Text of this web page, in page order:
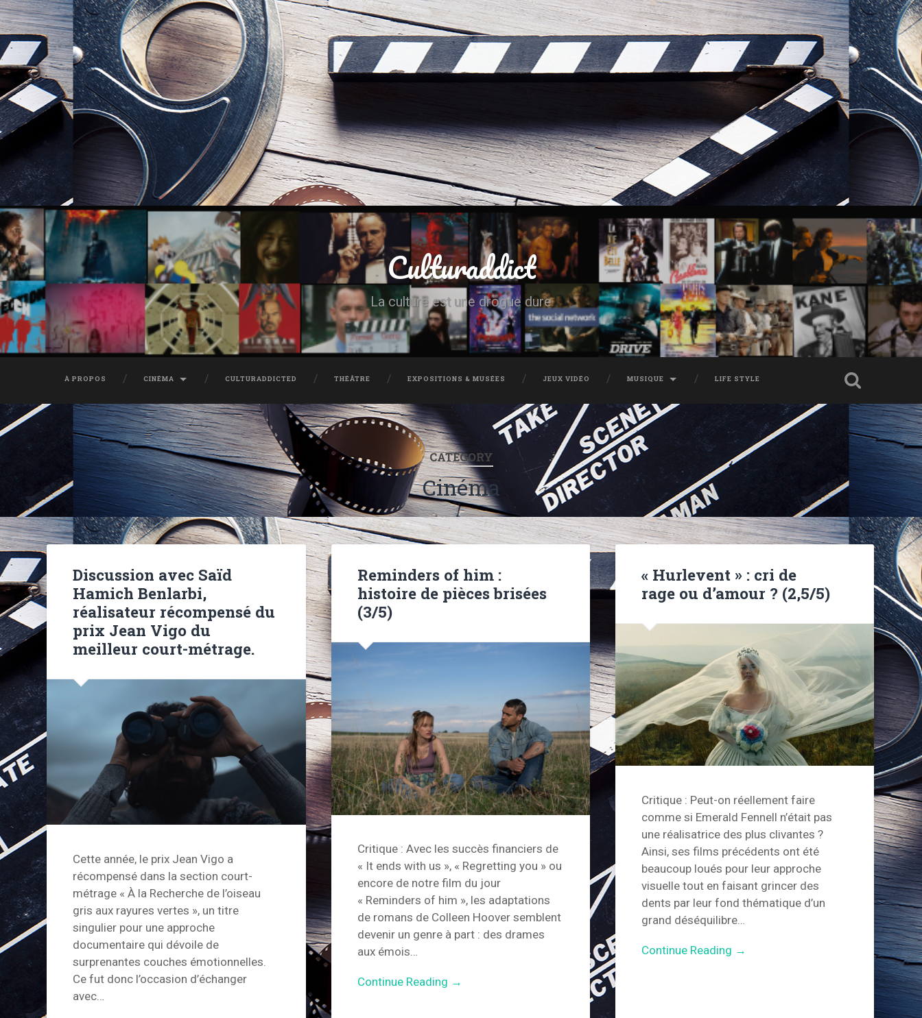
Culturaddict
La culture est une drogue dure
À PROPOS CINÉMA CULTURADDICTED THÉÂTRE EXPOSITIONS & MUSÉES JEUX VIDÉO MUSIQUE LIFE STYLE
CATEGORY
Cinéma
Discussion avec Saïd
Hamich Benlarbi,
réalisateur récompensé du
prix Jean Vigo du
meilleur court-métrage.
Cette année, le prix Jean Vigo a
récompensé dans la section court-
métrage « À la Recherche de l’oiseau
gris aux rayures vertes », un titre
singulier pour une approche
documentaire qui dévoile de
surprenantes couches émotionnelles.
Ce fut donc l’occasion d’échanger
avec…
Reminders of him :
histoire de pièces brisées
(3/5)
Critique : Avec les succès financiers de
« It ends with us », « Regretting you » ou
encore de notre film du jour
« Reminders of him », les adaptations
de romans de Colleen Hoover semblent
devenir un genre à part : des drames
aux émois…
Continue Reading →
« Hurlevent » : cri de
rage ou d’amour ? (2,5/5)
Critique : Peut-on réellement faire
comme si Emerald Fennell n’était pas
une réalisatrice des plus clivantes ?
Ainsi, ses films précédents ont été
beaucoup loués pour leur approche
visuelle tout en faisant grincer des
dents par leur fond thématique d’un
grand déséquilibre…
Continue Reading →